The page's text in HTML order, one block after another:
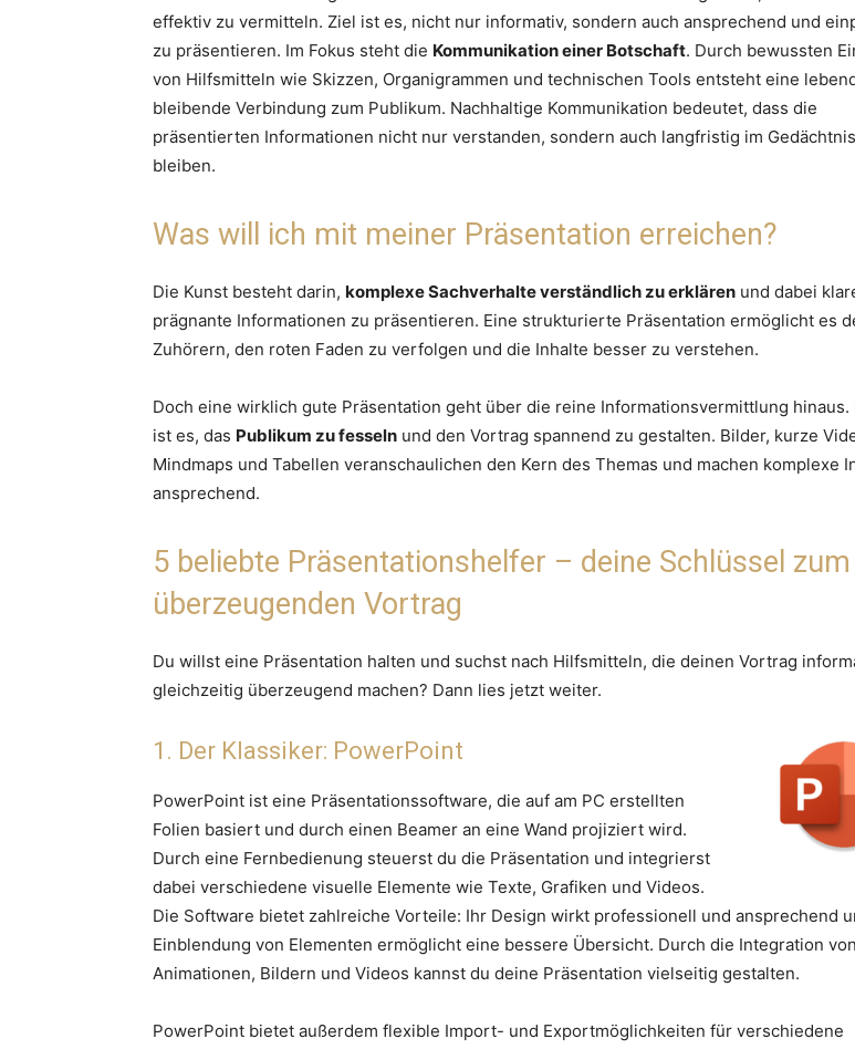
effektiv zu vermitteln. Ziel ist es, nicht nur informativ, sondern auch ansprechend und
zu präsentieren. Im Fokus steht die Kommunikation einer Botschaft. Durch bewussten
von Hilfsmitteln wie Skizzen, Organigrammen und technischen Tools entsteht eine
bleibende Verbindung zum Publikum. Nachhaltige Kommunikation bedeutet, dass die
präsentierten Informationen nicht nur verstanden, sondern auch langfristig im Gedächtnis
bleiben.
Was will ich mit meiner Präsentation erreichen?
Die Kunst besteht darin, komplexe Sachverhalte verständlich zu erklären und dabei
prägnante Informationen zu präsentieren. Eine strukturierte Präsentation ermöglicht es
Zuhörern, den roten Faden zu verfolgen und die Inhalte besser zu verstehen.
Doch eine wirklich gute Präsentation geht über die reine Informationsvermittlung hinaus.
ist es, das Publikum zu fesseln und den Vortrag spannend zu gestalten. Bilder, kurze
Mindmaps und Tabellen veranschaulichen den Kern des Themas und machen komplexe
ansprechend.
5 beliebte Präsentationshelfer – deine Schlüssel zum
überzeugenden Vortrag
Du willst eine Präsentation halten und suchst nach Hilfsmitteln, die deinen Vortrag
gleichzeitig überzeugend machen? Dann lies jetzt weiter.
1. Der Klassiker: PowerPoint
PowerPoint ist eine Präsentationssoftware, die auf am PC erstellten
Folien basiert und durch einen Beamer an eine Wand projiziert wird.
Durch eine Fernbedienung steuerst du die Präsentation und integrierst
dabei verschiedene visuelle Elemente wie Texte, Grafiken und Videos.
Die Software bietet zahlreiche Vorteile: Ihr Design wirkt professionell und ansprechend
Einblendung von Elementen ermöglicht eine bessere Übersicht. Durch die Integration von
Animationen, Bildern und Videos kannst du deine Präsentation vielseitig gestalten.
PowerPoint bietet außerdem flexible Import- und Exportmöglichkeiten für verschiedene